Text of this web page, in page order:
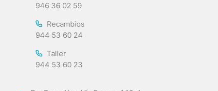
946 36 02 59
Recambios
944 53 60 24
Taller
944 53 60 23